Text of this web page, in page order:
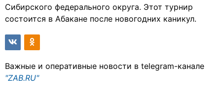
Сибирского федерального округа. Этот турнир
состоится в Абакане после новогодних каникул.
Важные и оперативные новости в telegram-канале
"ZAB.RU"